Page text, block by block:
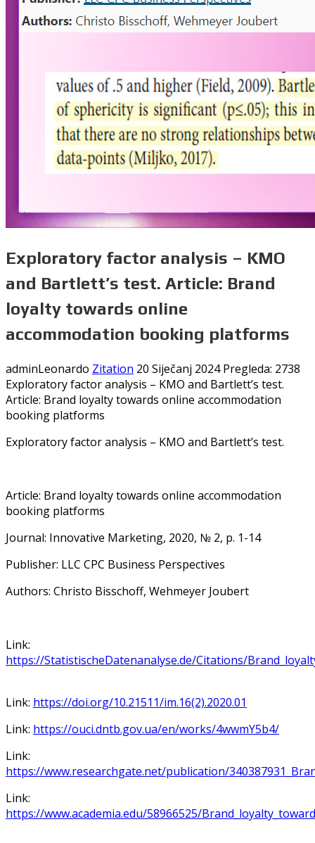
Exploratory factor analysis – KMO
and Bartlett’s test. Article: Brand
loyalty towards online
accommodation booking platforms
adminLeonardo Zitation 20 Siječanj 2024Pregleda: 2738
Exploratory factor analysis – KMO and Bartlett’s test.
Article: Brand loyalty towards online accommodation
booking platforms
Exploratory factor analysis – KMO and Bartlett’s test.
Article: Brand loyalty towards online accommodation
booking platforms
Journal: Innovative Marketing, 2020, № 2, p. 1-14
Publisher: LLC CPC Business Perspectives
Authors: Christo Bisschoff, Wehmeyer Joubert
Link:
https://StatistischeDatenanalyse.de/Citations/
Link: https://doi.org/10.21511/im.16(2).2020.01
Link: https://ouci.dntb.gov.ua/en/works/4wwmY5b4/
Link:
https://www.researchgate.net/publication/
Link:
https://www.academia.edu/58966525/